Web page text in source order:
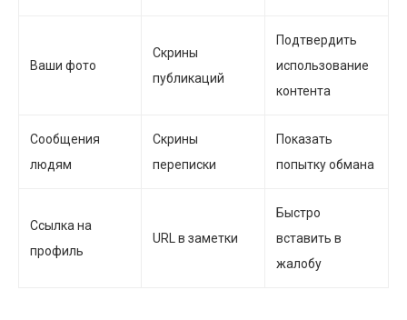
Ваши фото
Скрины
публикаций
Подтвердить
использование
контента
Сообщения
людям
Скрины
переписки
Показать
попытку обмана
Ссылка на
профиль
URL в заметки
Быстро
вставить в
жалобу